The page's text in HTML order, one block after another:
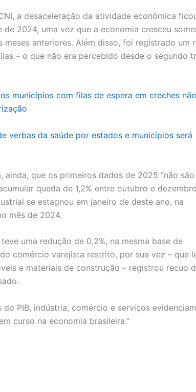
a desaceleração da atividade econômica
2024, uma vez que a economia cresceu
meses anteriores. Além disso, foi registrado um
– o que não era percebido desde o segundo
municípios com filas de espera em creches não
verbas da saúde por estados e municípios será
ainda, que os primeiros dados de 2025 “não são
queda de 1,2% entre outubro e
se estagnou em janeiro de deste ano, na
mês de 2024.
uma redução de 0,2%, na mesma base de
comércio varejista restrito, por sua vez – que
e materiais de construção – registrou recuo
do PIB, indústria, comércio e serviços
curso na economia brasileira.”